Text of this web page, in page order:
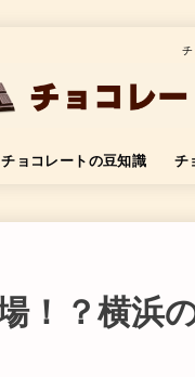
チ
チョコレートの豆知識 チ
！？横浜